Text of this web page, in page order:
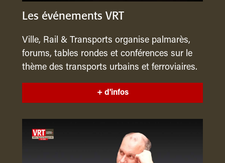
Les événements VRT
Ville, Rail & Transports organise palmarès,
forums, tables rondes et conférences sur le
thème des transports urbains et ferroviaires.
+ d'infos